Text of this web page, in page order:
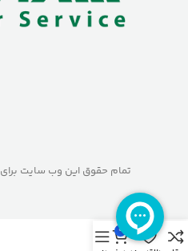
تمام حقوق این وب سایت برای
0